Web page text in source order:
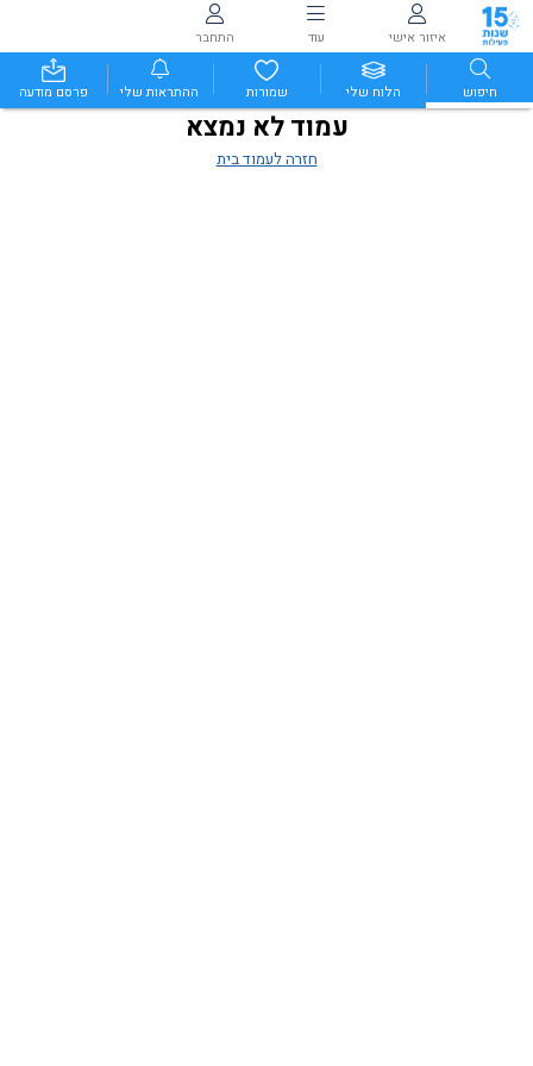
איזור אישי עוד התחבר
חיפוש הלוח שלי שמורות ההתראות שלי פרסם מודעה
עמוד לא נמצא
חזרה לעמוד בית